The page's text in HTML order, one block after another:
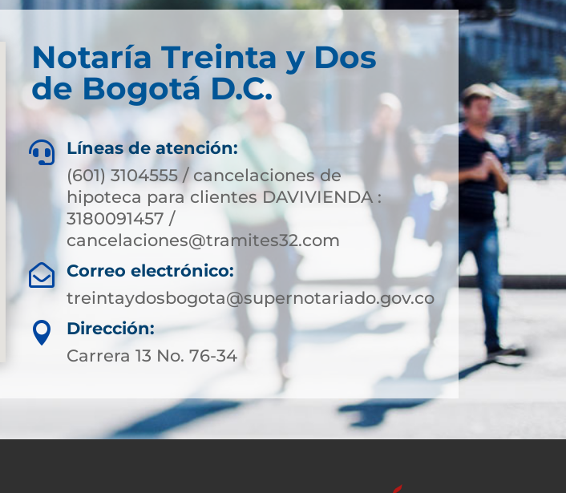
Notaría Treinta y Dos
de Bogotá D.C.

Líneas de atención:
(601) 3104555 / cancelaciones de
hipoteca para clientes DAVIVIENDA :
3180091457 /
cancelaciones@tramites32.com

Correo electrónico:
treintaydosbogota@supernotariado.gov.co

Dirección:
Carrera 13 No. 76-34